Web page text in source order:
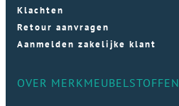
Klachten
Retour aanvragen
Aanmelden zakelijke klant
OVER MERKMEUBELSTOFFEN